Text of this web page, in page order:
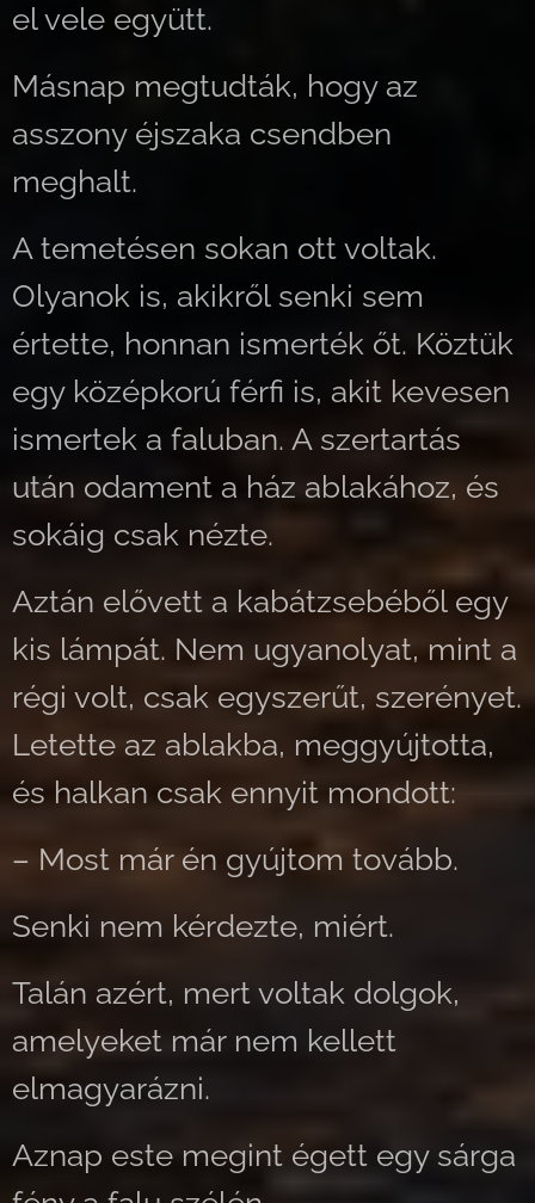
el vele együtt.
Másnap megtudták, hogy az
asszony éjszaka csendben
meghalt.
A temetésen sokan ott voltak.
Olyanok is, akikről senki sem
értette, honnan ismerték őt. Köztük
egy középkorú férfi is, akit kevesen
ismertek a faluban. A szertartás
után odament a ház ablakához, és
sokáig csak nézte.
Aztán elővett a kabátzsebéből egy
kis lámpát. Nem ugyanolyat, mint a
régi volt, csak egyszerűt, szerényet.
Letette az ablakba, meggyújtotta,
és halkan csak ennyit mondott:
– Most már én gyújtom tovább.
Senki nem kérdezte, miért.
Talán azért, mert voltak dolgok,
amelyeket már nem kellett
elmagyarázni.
Aznap este megint égett egy sárga